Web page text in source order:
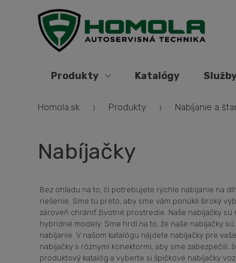
Produkty Katalógy Služby
Homola.sk Produkty Nabíjanie a
Nabíjačky
Bez ohľadu na to, či potrebujete rýchle nabíjanie na
riešenie. Sme tu preto, aby sme vám ponúkli široký
zároveň chrániť životné prostredie. Naše nabíjačky
hybridné modely. Sme hrdí na to, že naše nabíjačky
nabíjanie. V našom katalógu nájdete nabíjačky pre
nabíjačky s rôznymi konektormi, aby sme
produktový katalóg a vyberte si špičkové nabíjačky